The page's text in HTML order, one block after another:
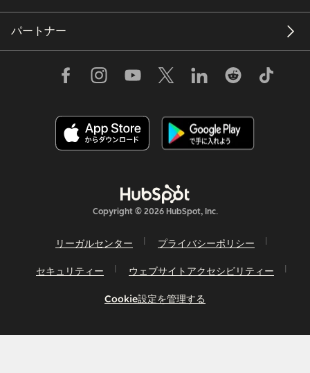
パートナー
Copyright © 2026 HubSpot, Inc.
リーガルセンター プライバシーポリシー
セキュリティー ウェブサイトアクセシビリティー
Cookie設定を管理する